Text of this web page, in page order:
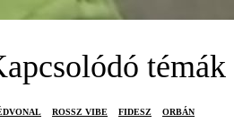
témák
ROSSZ VIBE FIDESZ ORBÁN